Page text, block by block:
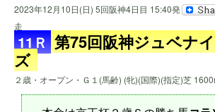
2023年12月10日(日) 5回阪神4日目 15:40発
走
11Ｒ 第75回阪神ジュベナ
ズ
２歳・オープン・Ｇ１(馬齢) (牝)(国際)(指定)芝